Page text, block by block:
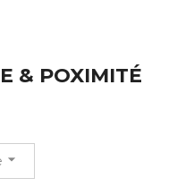
& POXIMITÉ